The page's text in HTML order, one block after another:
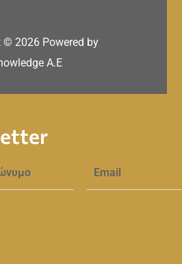
© 2026 Powered by
A.E